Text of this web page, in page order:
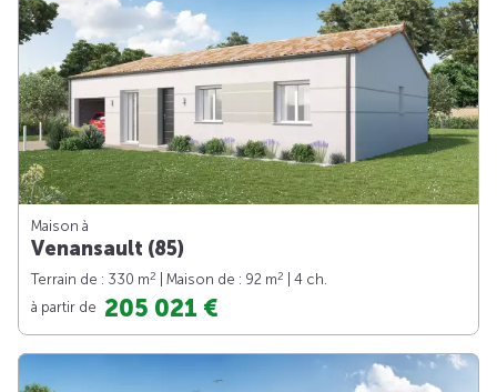
Maison à
Venansault (85)
Terrain de : 330 m2 | Maison de : 92 m2
| 4 ch.
à partir de 205 021 €